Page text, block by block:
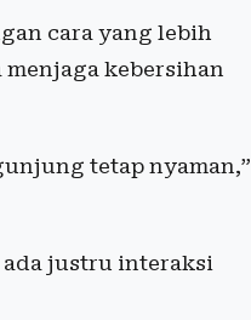
cara yang lebih
kebersihan
tetap nyaman,”
ada justru interaksi